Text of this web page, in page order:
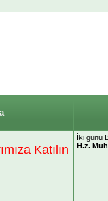
Katılın
İki günü
H.z.